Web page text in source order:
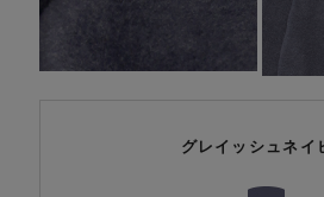
グレイッシュネイ